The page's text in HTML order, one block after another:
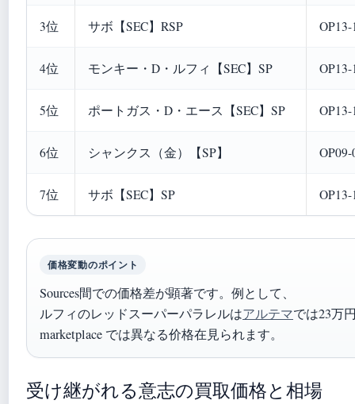
3位 サボ【SEC】RSP OP13-
4位 モンキー・D・ルフィ【SEC】SP OP13-
5位 ポートガス・D・エース【SEC】SP OP13-
6位 シャンクス（金）【SP】 OP09-
7位 サボ【SEC】SP OP13-
価格変動のポイント
Sources間での価格差が顕著です。例として、
ルフィのレッドスーパーパラレルはアルテマでは23万
marketplace では異なる价格在見られます。
受け継がれる意志の買取価格と相場